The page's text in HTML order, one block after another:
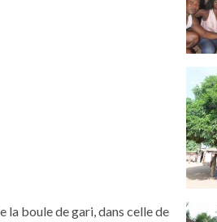
la boule de gari, dans celle de